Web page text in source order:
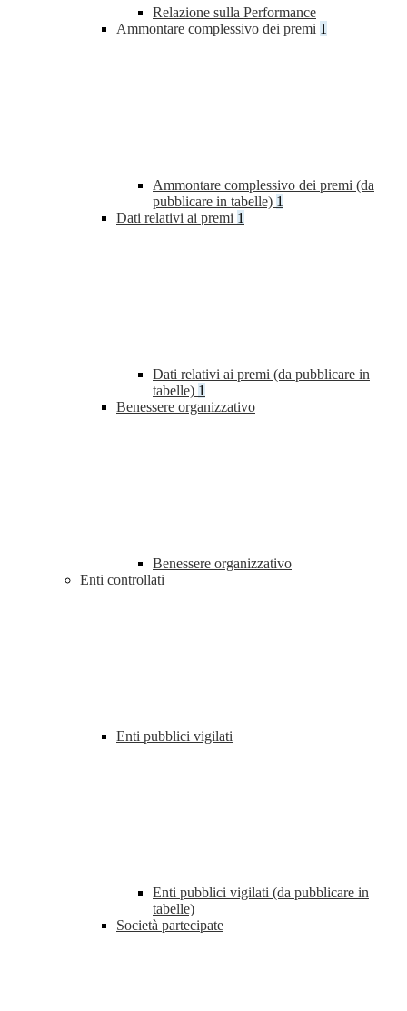
Relazione sulla Performance
Ammontare complessivo dei premi 1
Ammontare complessivo dei premi (da
pubblicare in tabelle) 1
Dati relativi ai premi 1
Dati relativi ai premi (da pubblicare in
tabelle) 1
Benessere organizzativo
Benessere organizzativo
Enti controllati
Enti pubblici vigilati
Enti pubblici vigilati (da pubblicare in
tabelle)
Società partecipate